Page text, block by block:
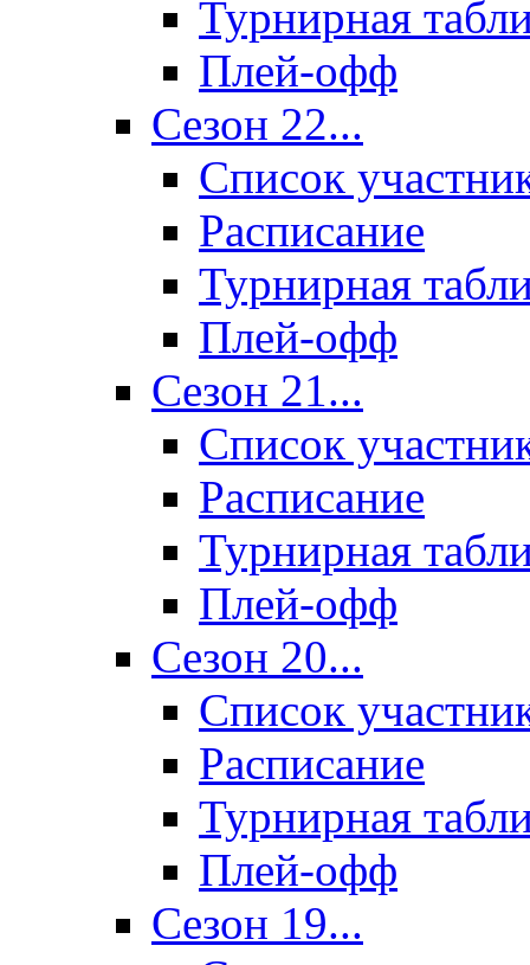
Турнирная
Плей-офф
Сезон 22...
Список
Расписание
Турнирная
Плей-офф
Сезон 21...
Список
Расписание
Турнирная
Плей-офф
Сезон 20...
Список
Расписание
Турнирная
Плей-офф
Сезон 19...